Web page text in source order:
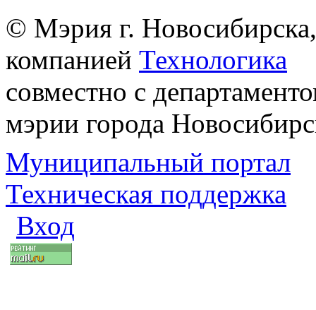
© Мэрия г.
компанией Технологика
совместно с
мэрии города
Муниципальный портал
Техническая поддержка
Вход